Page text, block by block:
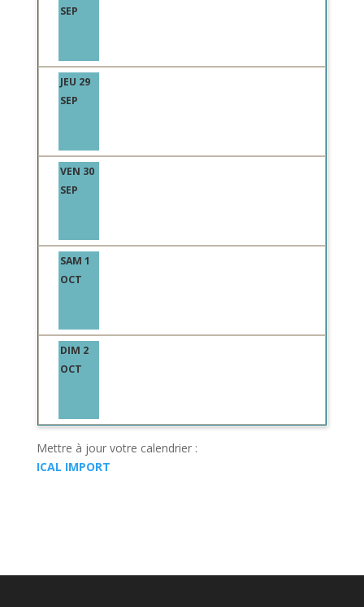
SEP
JEU 29
SEP
VEN 30
SEP
SAM 1
OCT
DIM 2
OCT
Mettre à jour votre calendrier :
ICAL IMPORT